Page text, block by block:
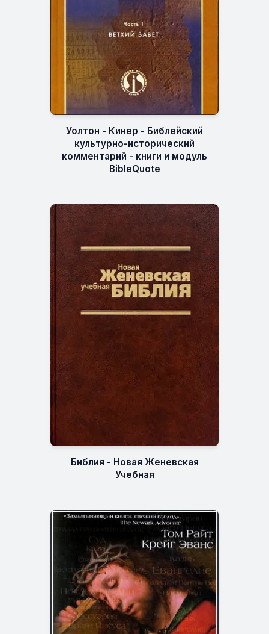
Уолтон - Кинер - Библейский
культурно-исторический
комментарий - книги и модуль
BibleQuote
Библия - Новая Женевская
Учебная